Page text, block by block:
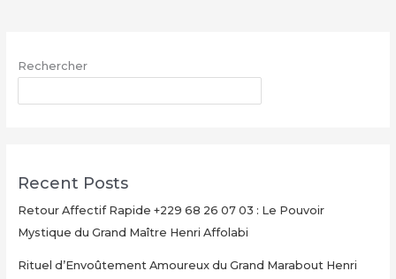
Henri
–
et
Ultra-
Rapide
Multiplier
Rechercher
Recent Posts
Retour Affectif Rapide +229 68 26 07 03 : Le Pouvoir
Mystique du Grand Maître Henri Affolabi
Rituel d’Envoûtement Amoureux du Grand Marabout Henri